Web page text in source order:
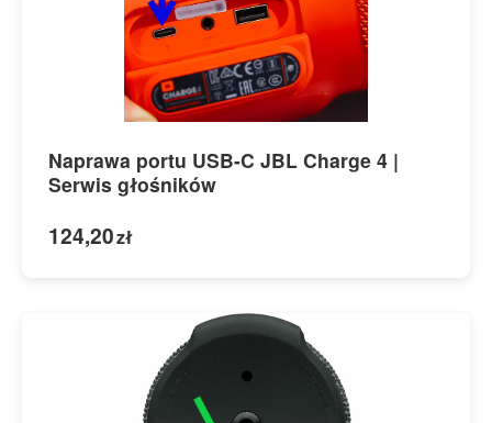
Naprawa portu USB-C JBL Charge 4 |
Serwis głośników
124,20zł